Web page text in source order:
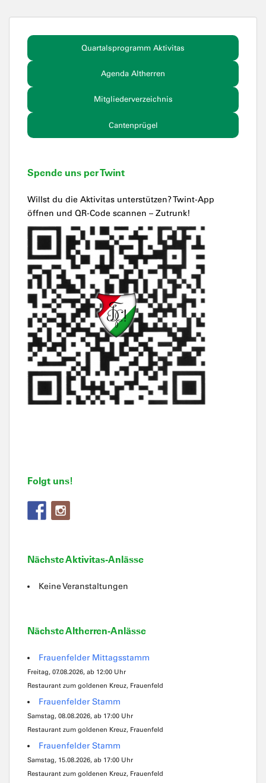
Quartalsprogramm Aktivitas
Agenda Altherren
Mitgliederverzeichnis
Cantenprügel
Spende uns per Twint
Willst du die Aktivitas unterstützen? Twint-App
öffnen und QR-Code scannen – Zutrunk!
Folgt uns!
Nächste Aktivitas-Anlässe
Keine Veranstaltungen
Nächste Altherren-Anlässe
Frauenfelder Mittagsstamm
Freitag, 07.08.2026, ab 12:00 Uhr
Restaurant zum goldenen Kreuz, Frauenfeld
Frauenfelder Stamm
Samstag, 08.08.2026, ab 17:00 Uhr
Restaurant zum goldenen Kreuz, Frauenfeld
Frauenfelder Stamm
Samstag, 15.08.2026, ab 17:00 Uhr
Restaurant zum goldenen Kreuz, Frauenfeld